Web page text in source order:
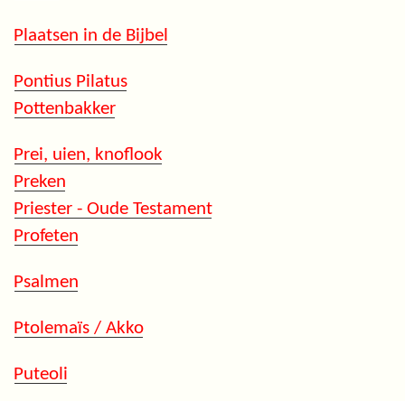
Plaatsen in de Bijbel
Pontius Pilatus
Pottenbakker
Prei, uien, knoflook
Preken
Priester - Oude Testament
Profeten
Psalmen
Ptolemaïs / Akko
Puteoli